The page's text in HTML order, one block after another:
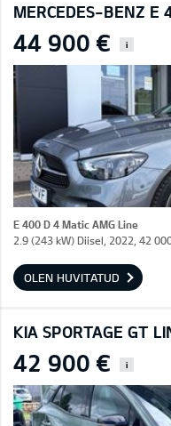
MERCEDES-BENZ E
44 900 € i
E 400 D 4 Matic AMG Line
2.9 (243 kW) Diisel, 2022, 42
OLEN HUVITATUD
KIA SPORTAGE GT
42 900 € i